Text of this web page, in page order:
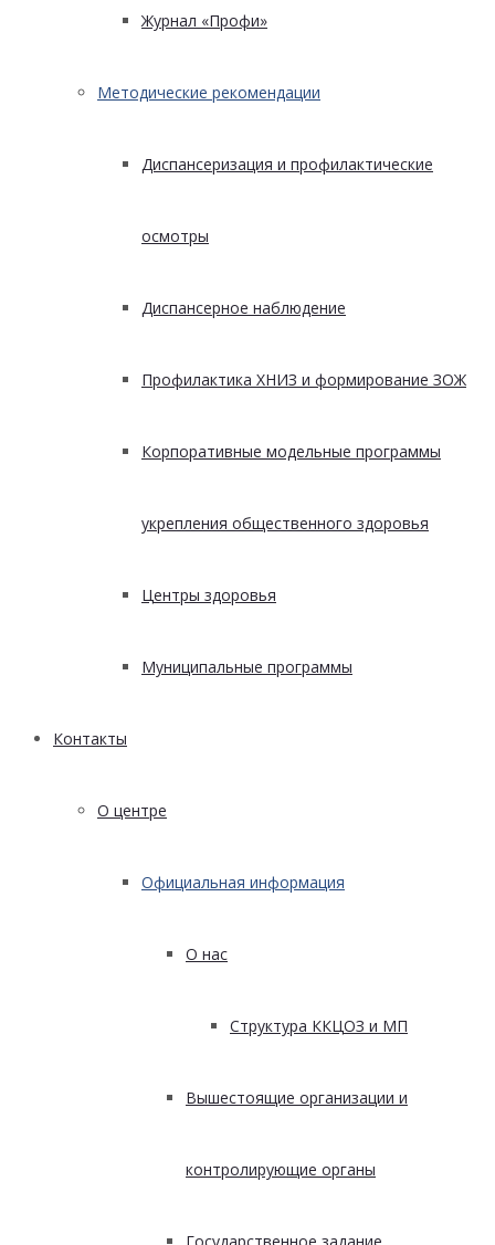
Журнал «Профи»
Методические рекомендации
Диспансеризация и профилактические
осмотры
Диспансерное наблюдение
Профилактика ХНИЗ и формирование ЗОЖ
Корпоративные модельные программы
укрепления общественного здоровья
Центры здоровья
Муниципальные программы
Контакты
О центре
Официальная информация
О нас
Структура ККЦОЗ и МП
Вышестоящие организации и
контролирующие органы